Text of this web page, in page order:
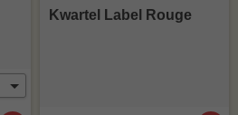
Kwartel Label Rouge